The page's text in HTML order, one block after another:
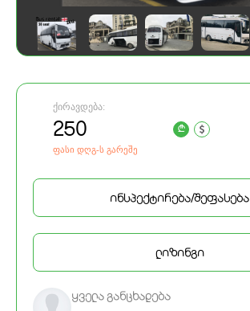
ქირავდება:
250
ფასი დღგ-ს გარეშე
a
ინსპექტირება/შეფასება
ლიზინგი
ყველა განცხადება